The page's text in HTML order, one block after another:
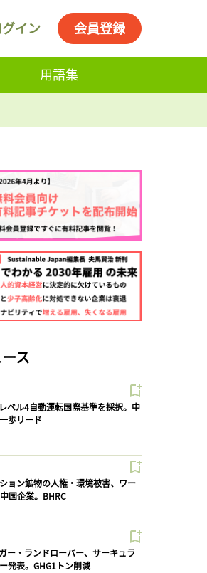
イン 会員登録
用語集
ス
ベル4自動運転国際基準を採択。中
歩リード
ョン鉱物の人権・環境被害、ワー
国企業。BHRC
ー・ランドローバー、サーキュラ
発表。GHG1トン削減